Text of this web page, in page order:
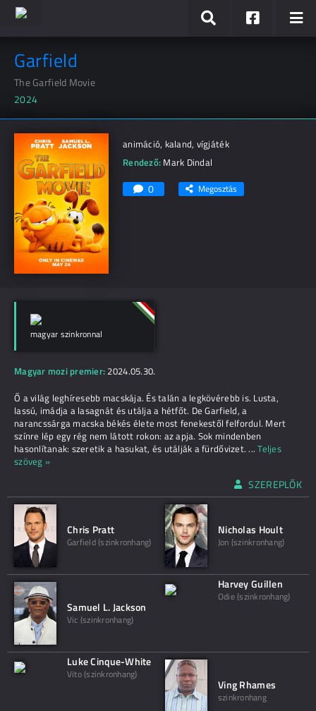
Garfield
The Garfield Movie
2024
animáció, kaland, vígjáték
Rendező: Mark Dindal
0 Megosztás
magyar szinkronnal
Magyar mozi premier: 2024.05.30.
Ő a világ leghíresebb macskája. És talán a legkövérebb is. Lusta,
lassú, imádja a lasagnát és utálja a hétfőt. De Garfield, a
narancssárga macska békés élete most fenekestől felfordul. Mert
színre lép egy rég nem látott rokon: az apja. Sok mindenben
hasonlítanak: szeretik a hasukat, és utálják a fürdővizet.... Teljes
szöveg »
SZEREPLŐK
Chris Pratt
Garfield (szinkronhang)
Nicholas Hoult
Jon (szinkronhang)
Samuel L. Jackson
Vic (szinkronhang)
Harvey Guillen
Odie (szinkronhang)
Luke Cinque-White
Vito (szinkronhang)
Ving Rhames
szinkronhang